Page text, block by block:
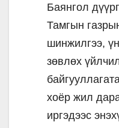
Баянгол
Тамгын
шинжилгээ,
зөвлөх
хоёр жил
иргэдээс